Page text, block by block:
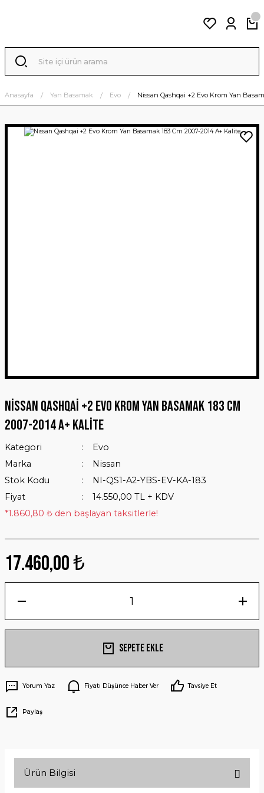
Anasayfa Yan Basamak Evo Nissan Qashqai +2 Evo Krom Yan
Nissan Qashqai +2 Evo Krom Yan Basamak 183 Cm
2007-2014 A+ Kalite
Kategori
Evo
Marka
Nissan
Stok Kodu
NI-QS1-A2-YBS-EV-KA-183
Fiyat
14.550,00 TL + KDV
*1.860,80 ₺ den başlayan taksitlerle!
17.460,00 ₺
Sepete Ekle
Yorum Yaz Fiyatı Düşünce Haber Ver Tavsiye Et
Paylaş
Ürün Bilgisi